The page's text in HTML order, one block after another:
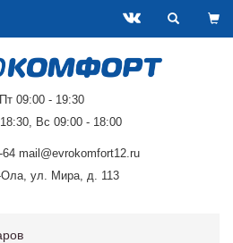
09:00 - 19:30
Вс 09:00 - 18:00
64 mail@evrokomfort12.ru
Ола, ул. Мира, д. 113